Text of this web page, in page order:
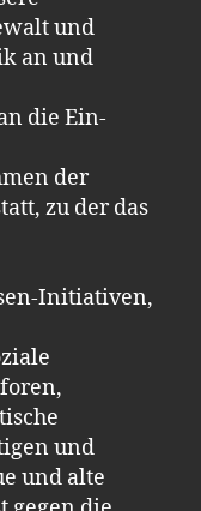
und
an und
die Ein-
der
zu der das
Initiativen,
und
und alte